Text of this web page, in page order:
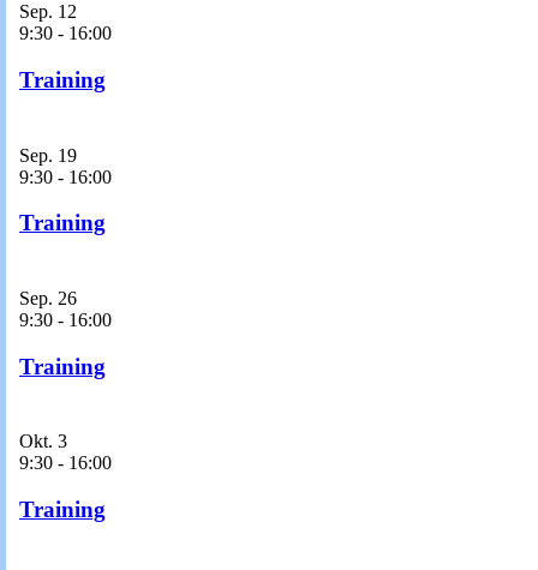
Sep. 12
9:30 - 16:00
Training
Sep. 19
9:30 - 16:00
Training
Sep. 26
9:30 - 16:00
Training
Okt. 3
9:30 - 16:00
Training